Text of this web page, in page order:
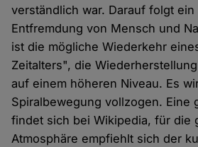
verständlich war. Darauf folgt
Entfremdung von Mensch und
ist die mögliche Wiederkehr
Zeitalters", die
auf einem höheren Niveau. Es
Spiralbewegung vollzogen. Eine
findet sich bei Wikipedia, für die
Atmosphäre empfiehlt sich der